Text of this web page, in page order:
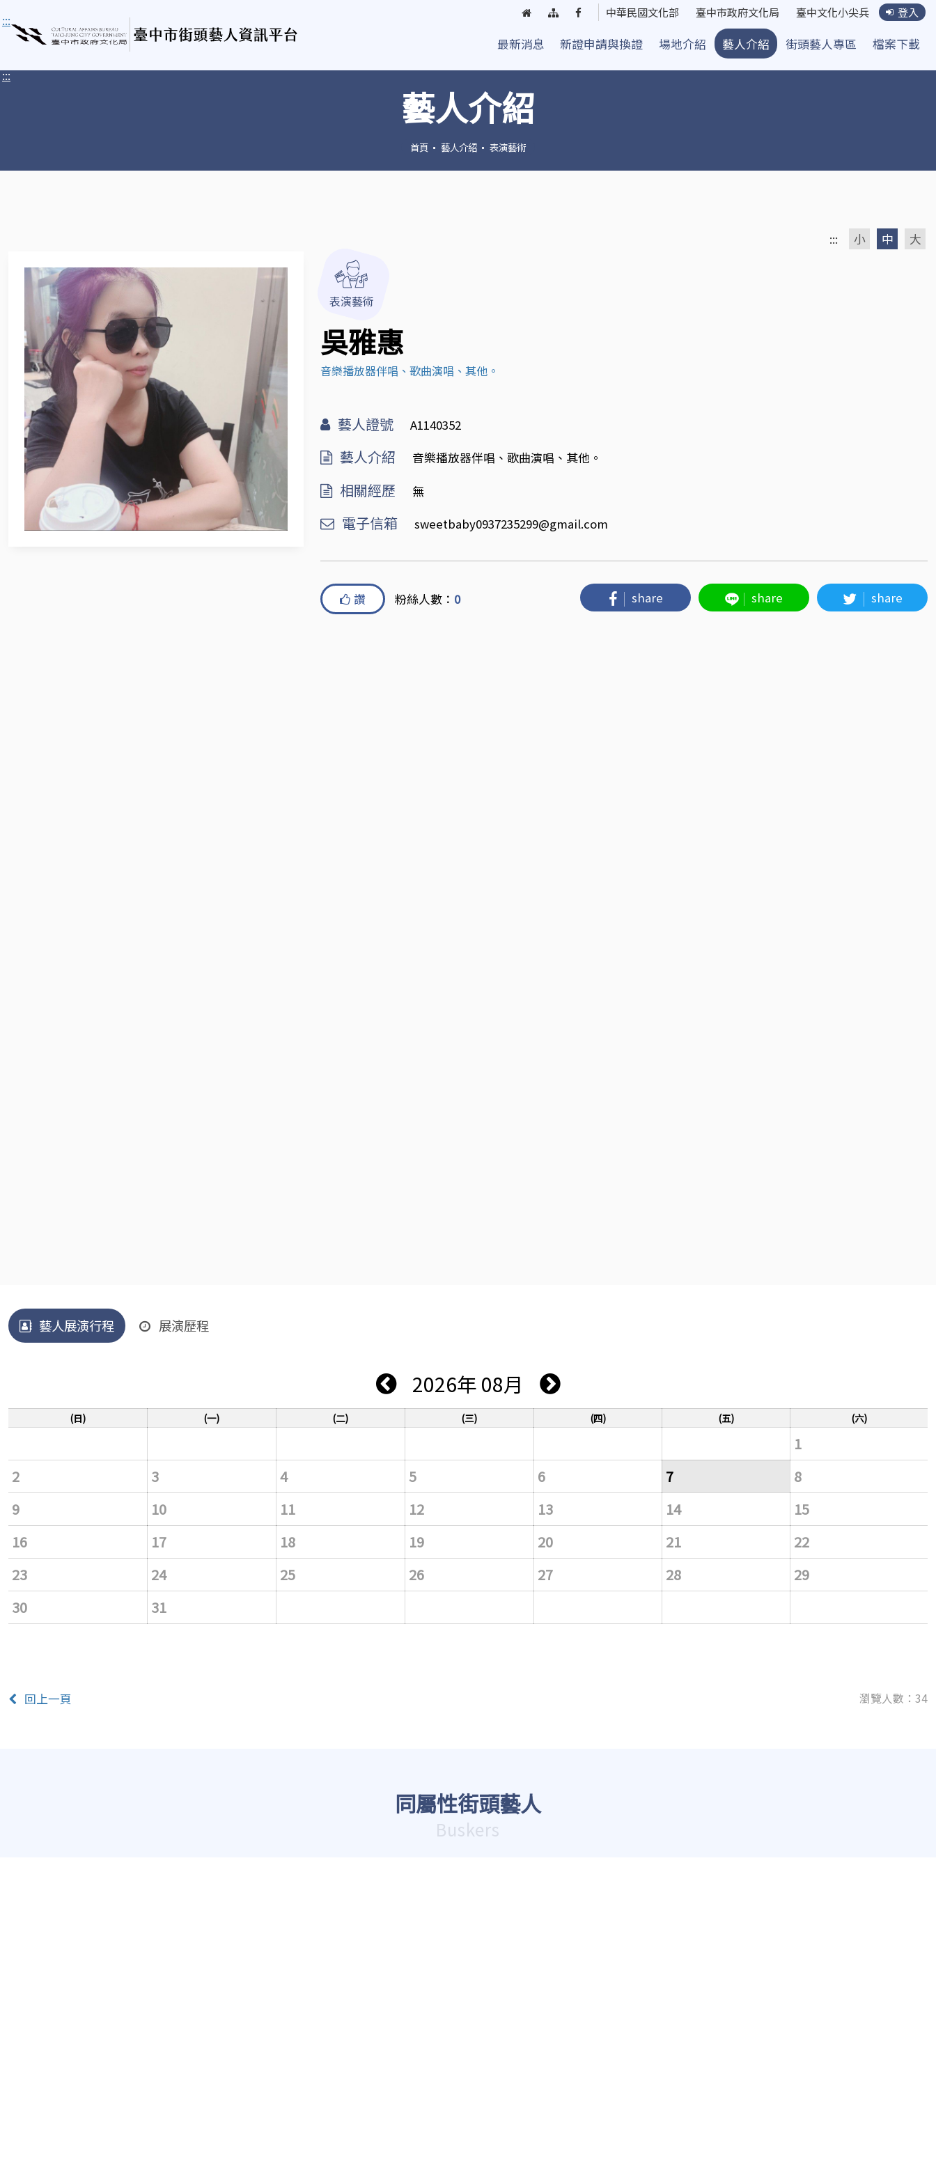
:::
回
頁
網
導
覽
臺
街
頭
中華民國文化部 臺中市政府文化局 臺中文化小尖兵 登入
最新消息 新證申請與換證 場地介紹 藝人介紹 街頭藝人專區
檔案下載
:::
藝人介紹
首頁 藝人介紹 表演藝術
::: 小 中 大
表演藝術
吳雅惠
音樂播放器伴唱、歌曲演唱、其他。
藝人證號 A1140352
藝人介紹 音樂播放器伴唱、歌曲演唱、其他。
相關經歷 無
電子信箱 sweetbaby0937235299@gmail.com
讚 粉絲人數： 0 share share share
藝人展演行程 展演歷程
2026年 08月
(日) (一) (二) (三) (四) (五) (六)
1
2
3 4 5 6 7
8
9
10 11 12 13 14
15
16
17 18 19 20 21
22
23
24 25 26 27 28
29
30
31
回上一頁 瀏覽人數：34
同屬性街頭藝人
Buskers